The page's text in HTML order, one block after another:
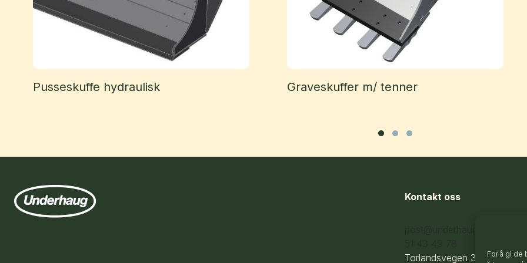
For å gi
Pusseskuffe hydraulisk Graveskuffer m/ tenner
Kontakt oss
Torlandsvegen 3